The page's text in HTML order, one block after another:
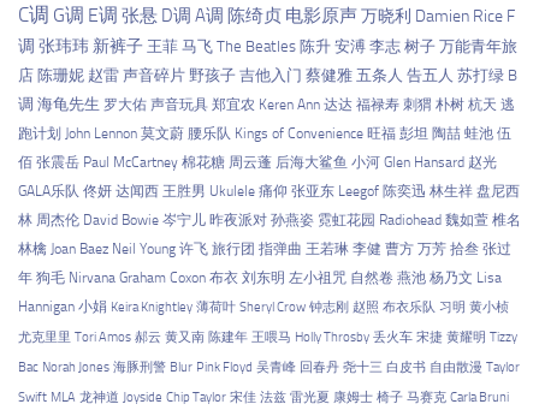
C调 G调 E调 张悬 D调 A调 陈绮贞 电影原声万晓利 Damien Rice F
调 张玮玮 新裤子 王菲马飞 The Beatles 陈升 安溥 李志 树子 万能青年旅
店 陈珊妮 赵雷 声音碎片 野孩子 吉他入门 蔡健雅 五条人 告五人 苏打绿 B
调 海龟先生 罗大佑 声音玩具 郑宜农 Keren Ann 达达 福禄寿 刺猬 朴树 杭天 逃
跑计划 John Lennon 莫文蔚 腰乐队 Kings of Convenience 旺福 彭坦 陶喆 蛙池 伍
佰 张震岳 Paul McCartney 棉花糖 周云蓬 后海大鲨鱼 小河 Glen Hansard 赵光
GALA乐队 佟妍 达闻西 王胜男 Ukulele 痛仰 张亚东 Leegof 陈奕迅 林生祥 盘尼西
林 周杰伦 David Bowie 岑宁儿 昨夜派对 孙燕姿 霓虹花园 Radiohead 魏如萱 椎名
林檎 Joan Baez Neil Young 许飞 旅行团 指弹曲 王若琳 李健 曹方 万芳 拾叁 张过
年 狗毛 Nirvana Graham Coxon 布衣 刘东明 左小祖咒 自然卷 燕池 杨乃文 Lisa
Hannigan 小娟 Keira Knightley 薄荷叶 Sheryl Crow 钟志刚 赵照 布衣乐队 习明 黄小桢
尤克里里 Tori Amos 郝云 黄又南 陈建年 王喂马 Holly Throsby 丢火车 宋捷 黄耀明 Tizzy
Bac Norah Jones 海豚刑警 Blur Pink Floyd 吴青峰 回春丹 尧十三 白皮书 自由散漫 Taylor
Swift MLA 龙神道 Joyside Chip Taylor 宋佳 法兹 雷光夏 康姆士 椅子 马赛克 Carla Bruni